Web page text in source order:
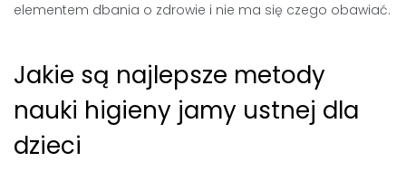
elementem dbania o zdrowie i nie ma się czego obawiać.
Jakie są najlepsze metody
nauki higieny jamy ustnej dla
dzieci